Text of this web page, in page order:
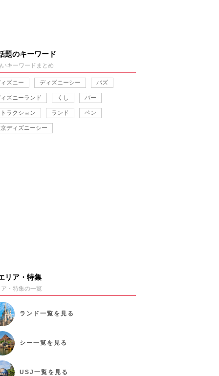
題のキーワード
キーワードまとめ
ズニー ディズニーシー バズ
ズニーランド くし バー
ラクション ランド ペン
ディズニーシー
リア・特集
・特集の一覧
ランド 一覧を見る
シー一覧を見る
USJ 一覧を見る